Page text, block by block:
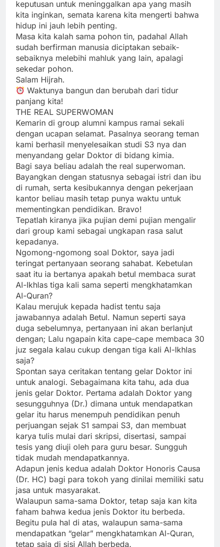
keputusan untuk meninggalkan apa yang masih
kita inginkan, semata karena kita mengerti bahwa
hidup ini jauh lebih penting.
Masa kita kalah sama pohon tin, padahal Allah
sudah berfirman manusia diciptakan sebaik-
sebaiknya melebihi mahluk yang lain, apalagi
sekedar pohon.
Salam Hijrah.
Waktunya bangun dan berubah dari tidur
panjang kita!
THE REAL SUPERWOMAN
Kemarin di group alumni kampus ramai sekali
dengan ucapan selamat. Pasalnya seorang teman
kami berhasil menyelesaikan studi S3 nya dan
menyandang gelar Doktor di bidang kimia.
Bagi saya beliau adalah the real superwoman.
Bayangkan dengan statusnya sebagai istri dan ibu
di rumah, serta kesibukannya dengan pekerjaan
kantor beliau masih tetap punya waktu untuk
mementingkan pendidikan. Bravo!
Tepatlah kiranya jika pujian demi pujian mengalir
dari group kami sebagai ungkapan rasa salut
kepadanya.
Ngomong-ngomong soal Doktor, saya jadi
teringat pertanyaan seorang sahabat. Kebetulan
saat itu ia bertanya apakah betul membaca surat
Al-Ikhlas tiga kali sama seperti mengkhatamkan
Al-Quran?
Kalau merujuk kepada hadist tentu saja
jawabannya adalah Betul. Namun seperti saya
duga sebelumnya, pertanyaan ini akan berlanjut
dengan; Lalu ngapain kita cape-cape membaca 30
juz segala kalau cukup dengan tiga kali Al-Ikhlas
saja?
Spontan saya ceritakan tentang gelar Doktor ini
untuk analogi. Sebagaimana kita tahu, ada dua
jenis gelar Doktor. Pertama adalah Doktor yang
sesungguhnya (Dr.) dimana untuk mendapatkan
gelar itu harus menempuh pendidikan penuh
perjuangan sejak S1 sampai S3, dan membuat
karya tulis mulai dari skripsi, disertasi, sampai
tesis yang diuji oleh para guru besar. Sungguh
tidak mudah mendapatkannya.
Adapun jenis kedua adalah Doktor Honoris Causa
(Dr. HC) bagi para tokoh yang dinilai memiliki satu
jasa untuk masyarakat.
Walaupun sama-sama Doktor, tetap saja kan kita
faham bahwa kedua jenis Doktor itu berbeda.
Begitu pula hal di atas, walaupun sama-sama
mendapatkan “gelar” mengkhatamkan Al-Quran,
tetap saja di sisi Allah berbeda.